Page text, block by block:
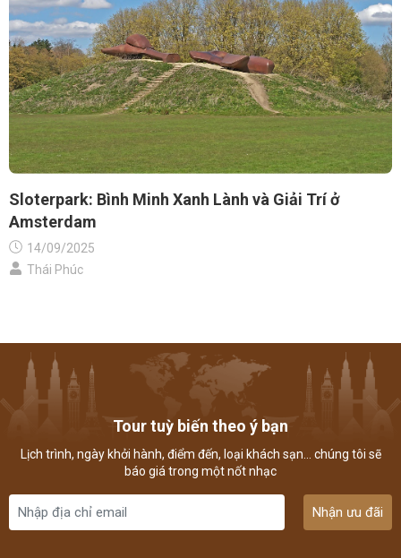
Sloterpark: Bình Minh Xanh Lành và Giải Trí ở
Amsterdam
14/09/2025
Thái Phúc
Tour tuỳ biến theo ý bạn
Lịch trình, ngày khởi hành, điểm đến, loại khách sạn... chúng tôi sẽ
báo giá trong một nốt nhạc
Nhận ưu đãi